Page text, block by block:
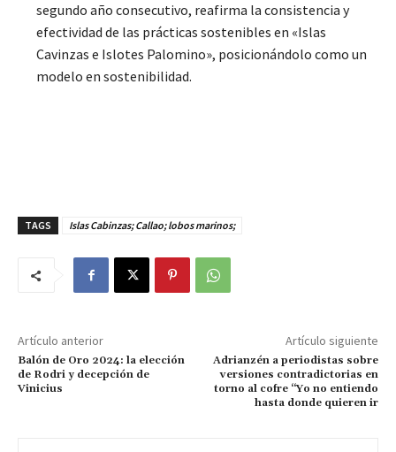
segundo año consecutivo, reafirma la consistencia y
efectividad de las prácticas sostenibles en «Islas
Cavinzas e Islotes Palomino», posicionándolo como un
modelo en sostenibilidad.
TAGS Islas Cabinzas; Callao; lobos marinos;
Artículo anterior
Balón de Oro 2024: la elección
de Rodri y decepción de
Vinicius
Artículo siguiente
Adrianzén a periodistas sobre
versiones contradictorias en
torno al cofre “Yo no entiendo
hasta donde quieren ir